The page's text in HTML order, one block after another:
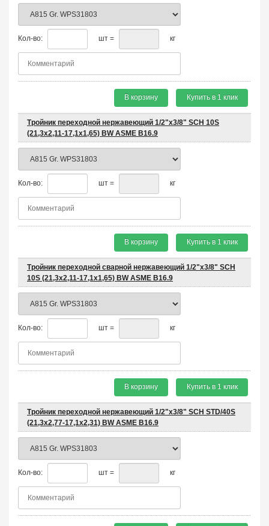
Кол-во: шт = кг
В корзину Купить в 1 клик
Тройник переходной нержавеющий 1/2"х3/8" SCH 10S
(21,3x2,11-17,1x1,65) BW ASME B16.9
Кол-во: шт = кг
В корзину Купить в 1 клик
Тройник переходной сварной нержавеющий 1/2"х3/8" SCH
10S (21,3х2,11-17,1х1,65) BW ASME B16.9
Кол-во: шт = кг
В корзину Купить в 1 клик
Тройник переходной нержавеющий 1/2"х3/8" SCH STD/40S
(21,3x2,77-17,1x2,31) BW ASME B16.9
Кол-во: шт = кг